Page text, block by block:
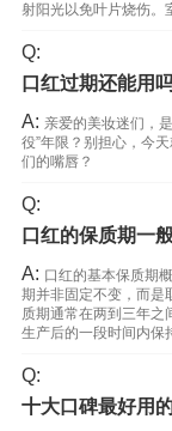
射阳光以免叶片烧伤。
Q:
口红过期还能用
A: 亲爱的美妆迷们，
役”年限？别担心，今
们的嘴唇？
Q:
口红的保质期一
A: 口红的基本保质期
期并非固定不变，而是
质期通常在两到三年之
生产后的一段时间内保
Q:
十大口碑最好用